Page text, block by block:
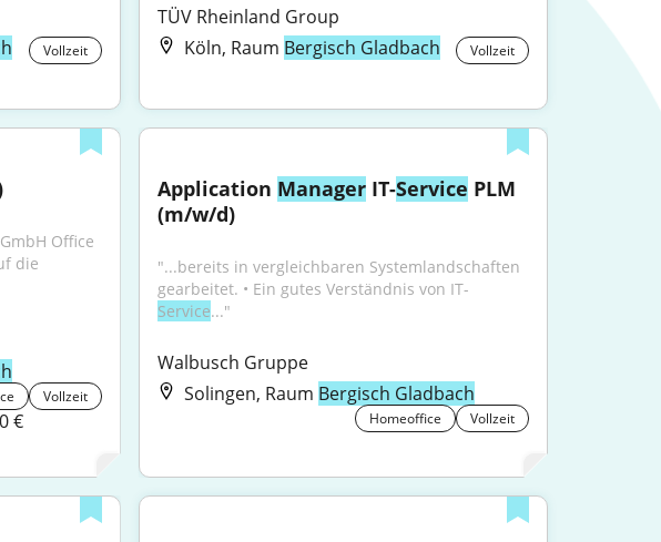
Vollzeit
TÜV Rheinland Group
Köln, Raum Bergisch Gladbach Vollzeit
Office
die
Vollzeit
€
Application Manager IT-Service PLM
(m/w/d)
"...bereits in vergleichbaren Systemlandschaften
gearbeitet. • Ein gutes Verständnis von IT-
Service..."
Walbusch Gruppe
Solingen, Raum Bergisch Gladbach
Homeoffice Vollzeit